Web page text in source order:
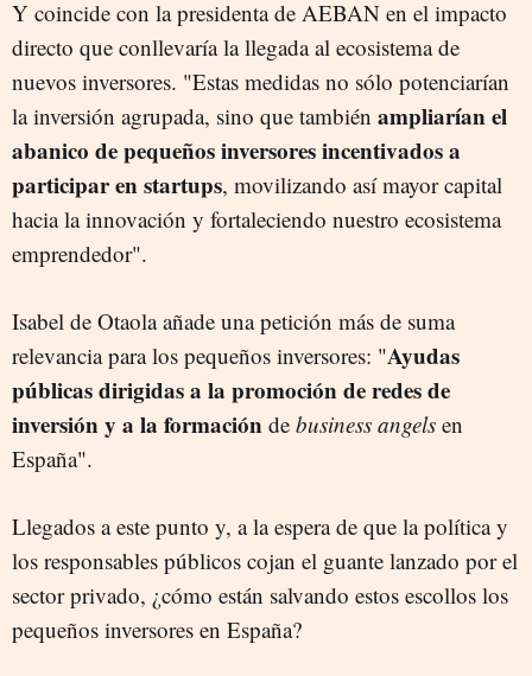
Y coincide con la presidenta de AEBAN en el impacto
directo que conllevaría la llegada al ecosistema de
nuevos inversores. "Estas medidas no sólo potenciarían
la inversión agrupada, sino que también ampliarían el
abanico de pequeños inversores incentivados a
participar en startups, movilizando así mayor capital
hacia la innovación y fortaleciendo nuestro ecosistema
emprendedor".
Isabel de Otaola añade una petición más de suma
relevancia para los pequeños inversores: "Ayudas
públicas dirigidas a la promoción de redes de
inversión y a la formación de business angels en
España".
Llegados a este punto y, a la espera de que la política y
los responsables públicos cojan el guante lanzado por el
sector privado, ¿cómo están salvando estos escollos los
pequeños inversores en España?